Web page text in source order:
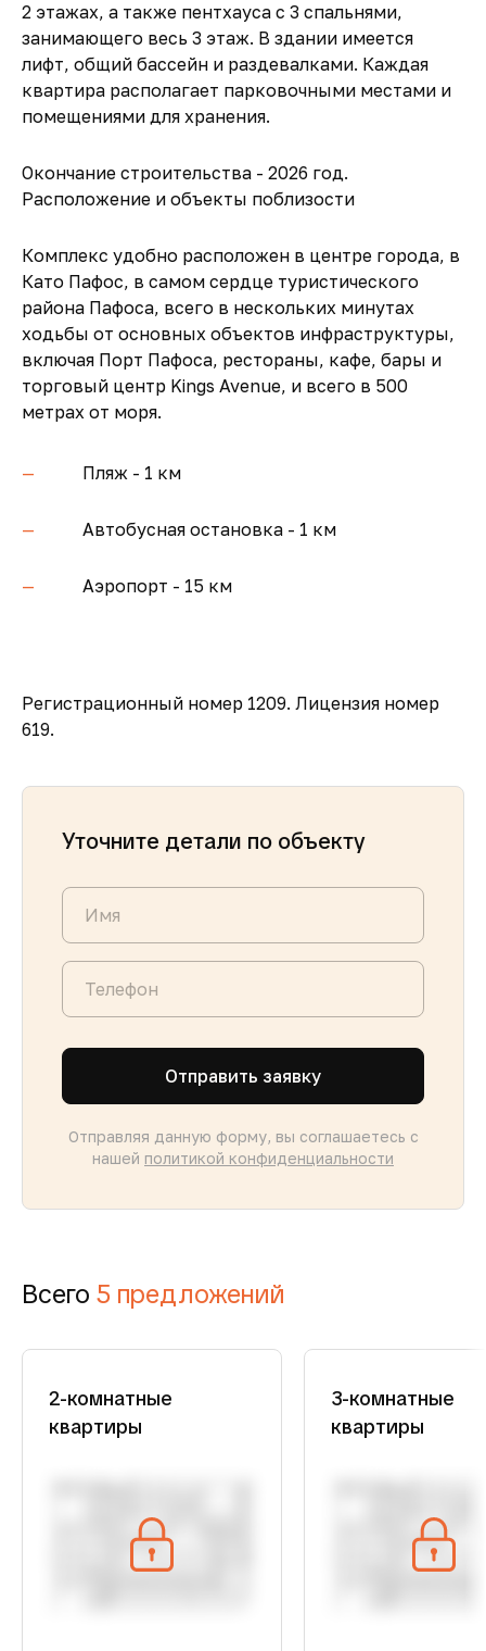
2 этажах, а также пентхауса с 3 спальнями,
занимающего весь 3 этаж. В здании имеется
лифт, общий бассейн и раздевалками. Каждая
квартира располагает парковочными местами и
помещениями для хранения.
Окончание строительства - 2026 год.
Расположение и объекты поблизости
Комплекс удобно расположен в центре города, в
Като Пафос, в самом сердце туристического
района Пафоса, всего в нескольких минутах
ходьбы от основных объектов инфраструктуры,
включая Порт Пафоса, рестораны, кафе, бары и
торговый центр Kings Avenue, и всего в 500
метрах от моря.
Пляж - 1 км
Автобусная остановка - 1 км
Аэропорт - 15 км
Регистрационный номер 1209. Лицензия номер
619.
Уточните детали по объекту
Отправить заявку
Отправляя данную форму, вы соглашаетесь с
нашей политикой конфиденциальности
Всего 5 предложений
2-комнатные
квартиры
3-комнатные
квартиры